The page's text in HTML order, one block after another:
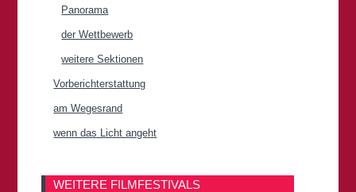
Panorama
der Wettbewerb
weitere Sektionen
Vorberichterstattung
am Wegesrand
wenn das Licht angeht
WEITERE FILMFESTIVALS